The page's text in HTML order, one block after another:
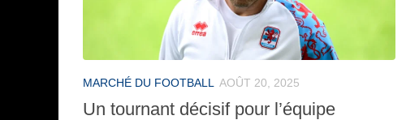
MARCHÉ DU FOOTBALL AOÛT 20, 2025
Un tournant décisif pour l’équipe